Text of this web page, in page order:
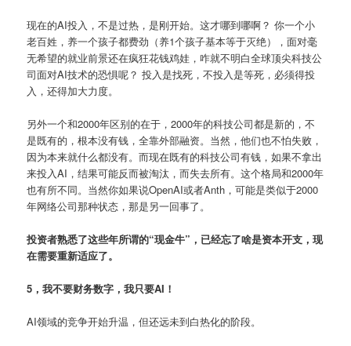
现在的AI投入，不是过热，是刚开始。这才哪到哪啊？ 你一个小
老百姓，养一个孩子都费劲（养1个孩子基本等于灭绝），面对毫
无希望的就业前景还在疯狂花钱鸡娃，咋就不明白全球顶尖科技公
司面对AI技术的恐惧呢？ 投入是找死，不投入是等死，必须得投
入，还得加大力度。
另外一个和2000年区别的在于，2000年的科技公司都是新的，不
是既有的，根本没有钱，全靠外部融资。当然，他们也不怕失败，
因为本来就什么都没有。而现在既有的科技公司有钱，如果不拿出
来投入AI，结果可能反而被淘汰，而失去所有。这个格局和2000年
也有所不同。当然你如果说OpenAI或者Anth，可能是类似于2000
年网络公司那种状态，那是另一回事了。
投资者熟悉了这些年所谓的“现金牛”，已经忘了啥是资本开支，现
在需要重新适应了。
5，我不要财务数字，我只要AI！
AI领域的竞争开始升温，但还远未到白热化的阶段。